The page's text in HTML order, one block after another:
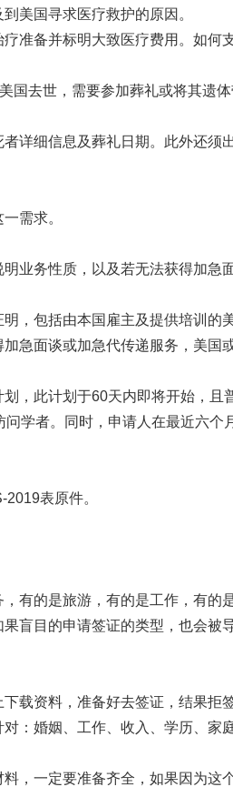
美国寻求医疗救护的原因。
准备并标明大致医疗费用。如何
国去世，需要参加葬礼或将其遗体
详细信息及葬礼日期。此外还须
需求。
业务性质，以及若无法获得加急
，包括由本国雇主及提供培训的
急面谈或加急代传递服务，美国
，此计划于60天内即将开始，且
学者。同时，申请人在最近六个
表原件。
，有的是旅游，有的是工作，有
盲目的申请签证的类型，也会被
载资料，准备好去签证，结果拒
：婚姻、工作、收入、学历、家
，一定要准备齐全，如果因为这